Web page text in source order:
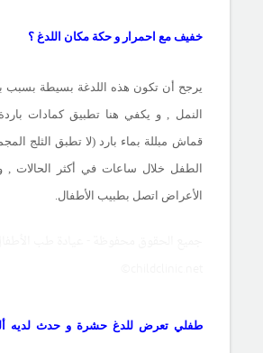
خفيف مع احمرار و حكة مكان اللدغ ؟
يرجح أن تكون هذه اللدغة بسيطة بسبب
النمل , و يكفي هنا تطبيق كمادات
قماش مبللة بماء بارد (لا تطبق الثلج
الطفل خلال ساعات في أكثر الحالات
الأعراض اتصل بطبيب الأطفال.
طفلي تعرض للدغ حشرة و حدث لديه